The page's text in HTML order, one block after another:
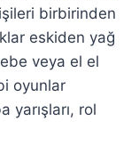
birbirinden
eskiden yağ
veya el el
oyunlar
yarışları, rol